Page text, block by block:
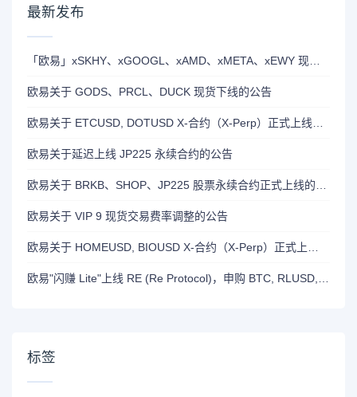
最新发布
欧易关于 GODS、PRCL、DUCK 现货下线的公告
欧易关于延迟上线 JP225 永续合约的公告
欧易关于 VIP 9 现货交易费率调整的公告
标签